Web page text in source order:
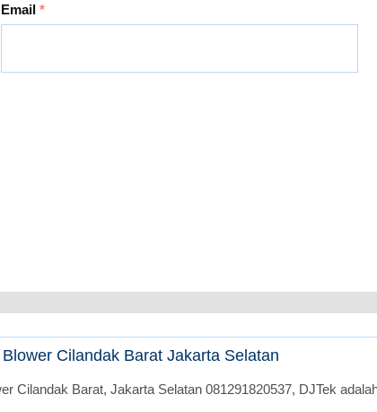
Email*
Cilandak Barat Jakarta Selatan
Cilandak Barat, Jakarta Selatan 081291820537, DJTek